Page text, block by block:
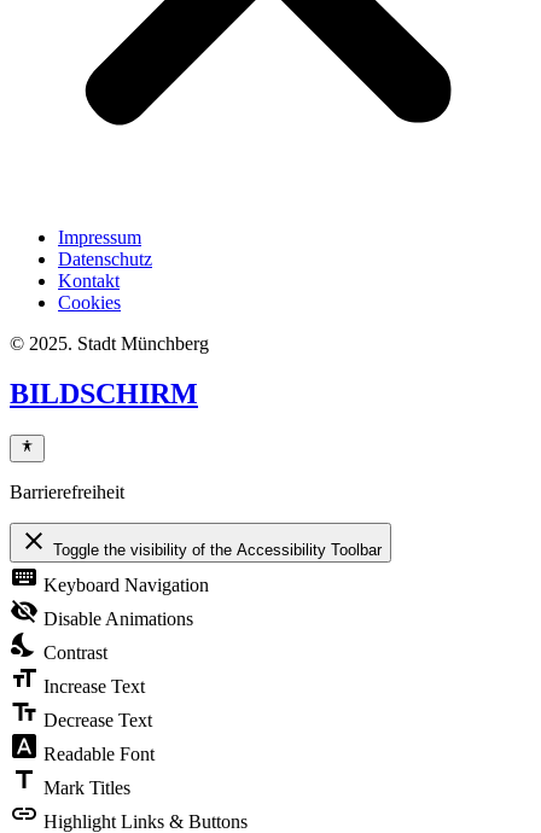
Impressum
Datenschutz
Kontakt
Cookies
© 2025. Stadt Münchberg
BILDSCHIRM
Barrierefreiheit
close Toggle the visibility of the Accessibility Toolbar
keyboard Keyboard Navigation
visibility_off Disable Animations
nights_stay Contrast
format_size Increase Text
text_fields Decrease Text
font_download Readable Font
title Mark Titles
link Highlight Links & Buttons